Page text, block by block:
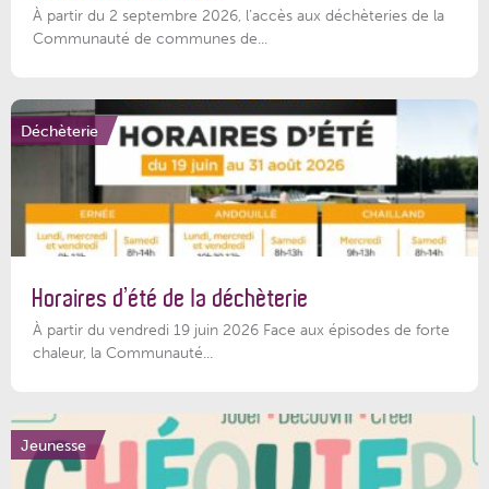
À partir du 2 septembre 2026, l’accès aux déchèteries de la
Communauté de communes de...
Déchèterie
Horaires d’été de la déchèterie
À partir du vendredi 19 juin 2026 Face aux épisodes de forte
chaleur, la Communauté...
Jeunesse